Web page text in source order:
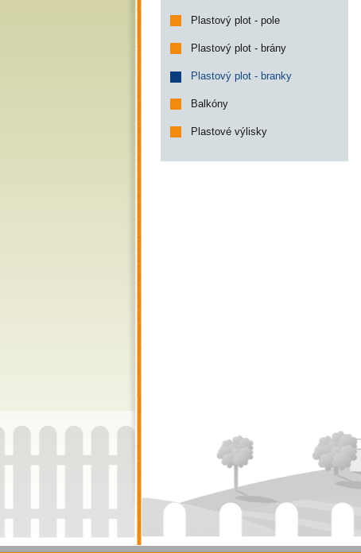
Plastový plot - pole
Plastový plot - brány
Plastový plot - branky
Balkóny
Plastové výlisky